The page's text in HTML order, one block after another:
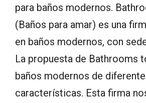
para baños modernos.
(Baños para amar) es una
en baños modernos, con
La propuesta de Bathrooms
baños modernos de
características. Esta firma